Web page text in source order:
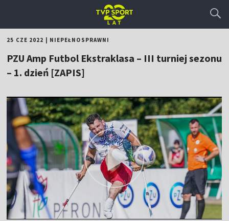
25 CZE 2022 NIEPEŁNOSPRAWNI
PZU Amp Futbol Ekstraklasa – III turniej sezonu
– 1. dzień [ZAPIS]